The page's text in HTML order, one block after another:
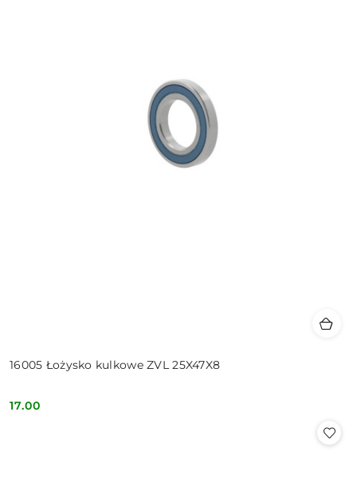
16005 Łożysko kulkowe ZVL 25X47X8
Cena:
17.00